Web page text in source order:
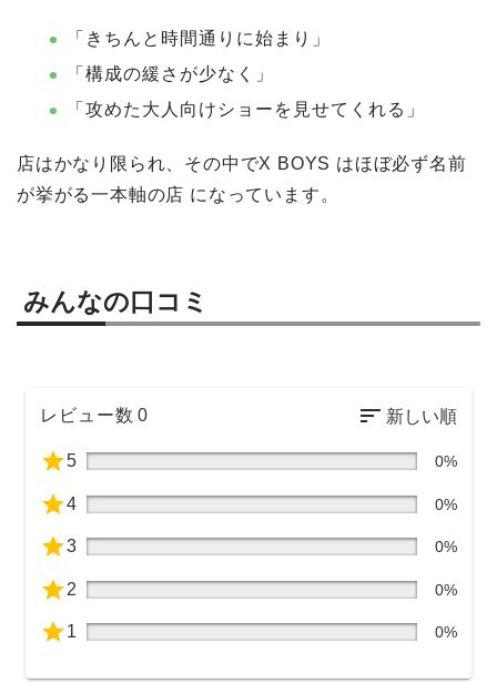
「きちんと時間通りに始まり」
「構成の緩さが少なく」
「攻めた大人向けショーを見せてくれる」
店はかなり限られ、その中でX BOYS はほぼ必ず名前
が挙がる一本軸の店 になっています。
みんなの口コミ
レビュー数 0
5 0%
4 0%
3 0%
2 0%
1 0%